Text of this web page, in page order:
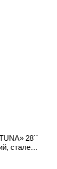
28``
сталева